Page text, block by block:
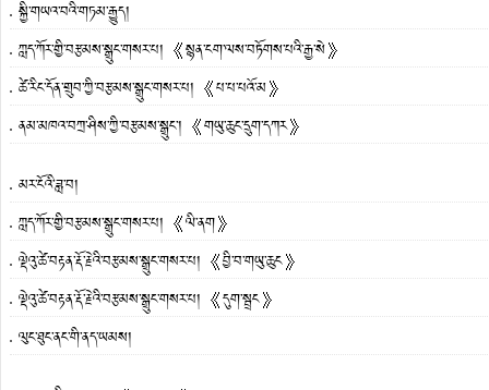
སྐྱི་གཡའ་བའི་གཏམ་རྒྱུད།
ཀླད་ཀོར་གྱི་བརྩམས་སྒྲུང་གསར་པ། 《སྙན་ངག་ལས་བཏོགས་པའི་རྒྱ་སེ》
ཚེ་རིང་དོན་གྲུབ་ཀྱི་བརྩམས་སྒྲུང་གསར་པ། 《པ་པ་པའོ་མ》
ནམ་མཁའ་བཀྲ་ཤིས་ཀྱི་བརྩམས་སྒྲུང་། 《གཡུ་ཆུང་དྲུག་དཀར》
མར་ངོའི་ཟླ་བ།
ཀླད་ཀོར་གྱི་བརྩམས་སྒྲུང་གསར་པ། 《ལི་ནག》
ལྡེའུ་ཚེ་བརྟན་རྡོ་རྗེའི་བརྩམས་སྒྲུང་གསར་པ། 《བྱི་བ་གཡུ་ཆུང》
ལྡེའུ་ཚེ་བརྟན་རྡོ་རྗེའི་བརྩམས་སྒྲུང་གསར་པ། 《དུག་སྦྲང》
ལུང་ཐུང་ནང་གི་ནད་ཡམས།